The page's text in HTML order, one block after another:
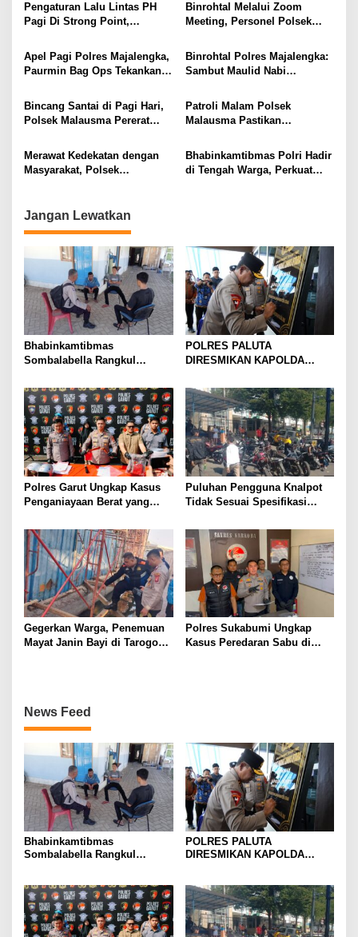
Pengaturan Lalu Lintas PH
Pagi Di Strong Point,
Layani Masyarakat
Binrohtal Melalui Zoom
Meeting, Personel Polsek
dan Integritas dalam
Pelaksanaan Tugas
Apel Pagi Polres Majalengka,
Paurmin Bag Ops Tekankan
Personel
Binrohtal Polres Majalengka:
Sambut Maulid Nabi
Tingkatkan Keimanan dan
Profesionalisme
Bincang Santai di Pagi Hari,
Polsek Malausma Pererat
Masyarakat di Desa Sukadana
Patroli Malam Polsek
Malausma Pastikan
Masyarakat Tetap Terjaga
Merawat Kedekatan dengan
Masyarakat, Polsek
Bhabinkamtibmas Polri Hadir
di Tengah Warga, Perkuat
Jangan Lewatkan
Bhabinkamtibmas
Sombalabella Rangkul
Kamtibmas dan Semarakkan
HUT Ke-81 RI
POLRES PALUTA
DIRESMIKAN KAPOLDA
GUNUNGTUA
Polres Garut Ungkap Kasus
Penganiayaan Berat yang
Meninggal Dunia
Puluhan Pengguna Knalpot
Tidak Sesuai Spesifikasi
Penertiban Polisi
Gegerkan Warga, Penemuan
Mayat Janin Bayi di Tarogong
Polres Sukabumi Ungkap
Kasus Peredaran Sabu di
News Feed
Bhabinkamtibmas
Sombalabella Rangkul
HUT Ke-81 RI
POLRES PALUTA
DIRESMIKAN KAPOLDA